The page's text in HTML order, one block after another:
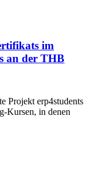
im
an der THB
Projekt erp4students
Kursen, in denen